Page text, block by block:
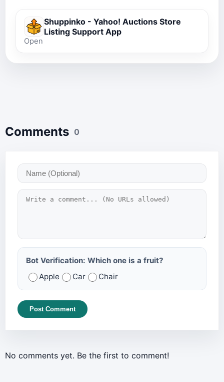
Shuppinko - Yahoo! Auctions Store
Listing Support App
Open
Comments 0
Bot Verification: Which one is a fruit?
Apple
Car Chair
Post Comment
No comments yet. Be the first to comment!